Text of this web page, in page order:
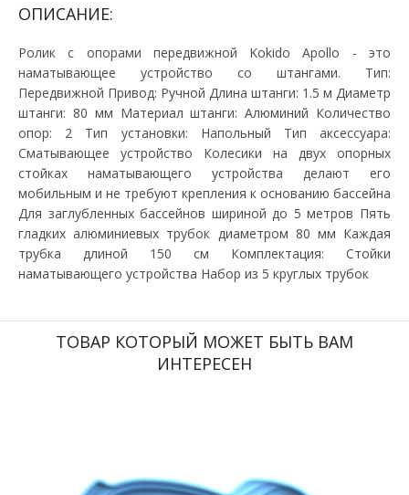
ОПИСАНИЕ:
Ролик с опорами передвижной Kokido Apollo - это
наматывающее устройство со штангами. Тип:
Передвижной Привод: Ручной Длина штанги: 1.5 м Диаметр
штанги: 80 мм Материал штанги: Алюминий Количество
опор: 2 Тип установки: Напольный Тип аксессуара:
Сматывающее устройство Колесики на двух опорных
стойках наматывающего устройства делают его
мобильным и не требуют крепления к основанию бассейна
Для заглубленных бассейнов шириной до 5 метров Пять
гладких алюминиевых трубок диаметром 80 мм Каждая
трубка длиной 150 см Комплектация: Стойки
наматывающего устройства Набор из 5 круглых трубок
ТОВАР КОТОРЫЙ МОЖЕТ БЫТЬ ВАМ
ИНТЕРЕСЕН